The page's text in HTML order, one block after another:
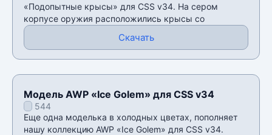
«Подопытные крысы» для CSS v34. На сером
корпусе оружия расположились крысы со
Скачать
Модель AWP «Ice Golem» для CSS v34
544
Еще одна моделька в холодных цветах, пополняет
нашу коллекцию AWP «Ice Golem» для CSS v34.